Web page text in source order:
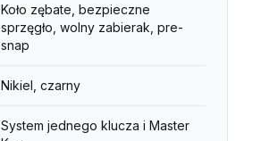
Koło zębate, bezpieczne
sprzęgło, wolny zabierak, pre-
snap
Nikiel, czarny
System jednego klucza i Master